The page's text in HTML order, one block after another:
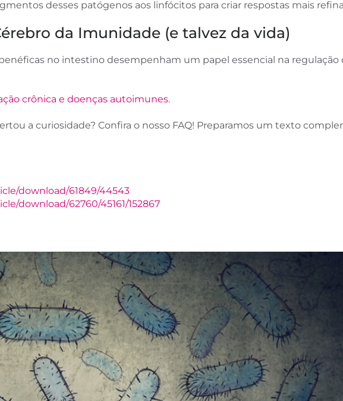
desses patógenos aos linfócitos para criar respostas mais
da Imunidade (e talvez da vida)
no intestino desempenham um papel essencial na regulação
crônica e doenças autoimunes.
a curiosidade? Confira o nosso FAQ! Preparamos um texto
download/61849/44543
download/62760/45161/152867